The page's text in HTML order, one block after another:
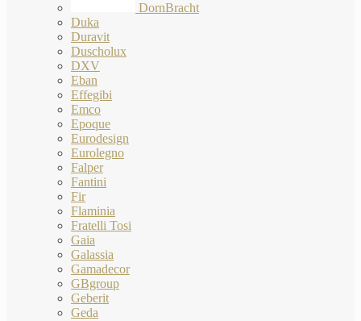
DornBracht
Duka
Duravit
Duscholux
DXV
Eban
Effegibi
Emco
Epoque
Eurodesign
Eurolegno
Falper
Fantini
Fir
Flaminia
Fratelli Tosi
Gaia
Galassia
Gamadecor
GBgroup
Geberit
Geda